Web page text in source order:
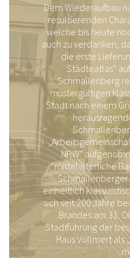
Dem Wiederaufbau
resultierenden
welche bis heute
auch zu verdanken,
die erste
Städteatlas“
Schmallenberg
mustergültigen
Stadt nach einem
NRW“
mittelalterliche
Schmallenberger
einheitlich
sich seit 200 Jahre
Brandes am 31.
Stadtführung der
Haus Vollmert als